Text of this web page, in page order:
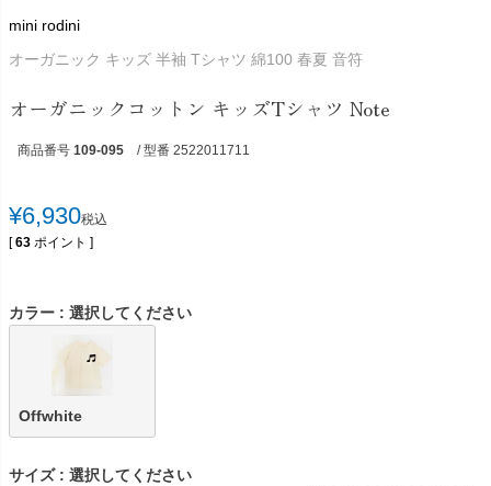
mini rodini
オーガニック キッズ 半袖 Tシャツ 綿100 春夏 音符
オーガニックコットン キッズTシャツ Note
商品番号 109-095 / 型番 2522011711
¥6,930税込
[ 63 ポイント ]
カラー 選択してください
Offwhite
サイズ
選択してください